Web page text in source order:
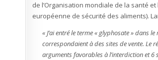
de l’Organisation mondiale de la santé
européenne de sécurité des aliments).
« J’ai entré le terme « glyphosate » dans
correspondaient à des sites de vente. Le
arguments favorables à l’interdiction et 6